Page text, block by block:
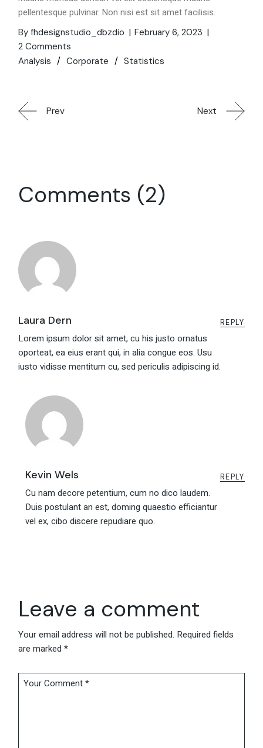
pellentesque pulvinar. Non nisi est sit amet facilisis.
By fhdesignstudio_dbzdio
February 6, 2023
2 Comments
Analysis
Corporate Statistics
Prev Next
Comments (2)
Laura Dern
Lorem ipsum dolor sit amet, cu his justo ornatus
oporteat, ea eius erant qui, in alia congue eos. Usu
iusto vidisse mentitum cu, sed periculis adipiscing id.
REPLY
Kevin Wels
Cu nam decore petentium, cum no dico laudem.
Duis postulant an est, doming quaestio efficiantur
vel ex, cibo discere repudiare quo.
REPLY
Leave a comment
Your email address will not be published. Required fields
are marked*